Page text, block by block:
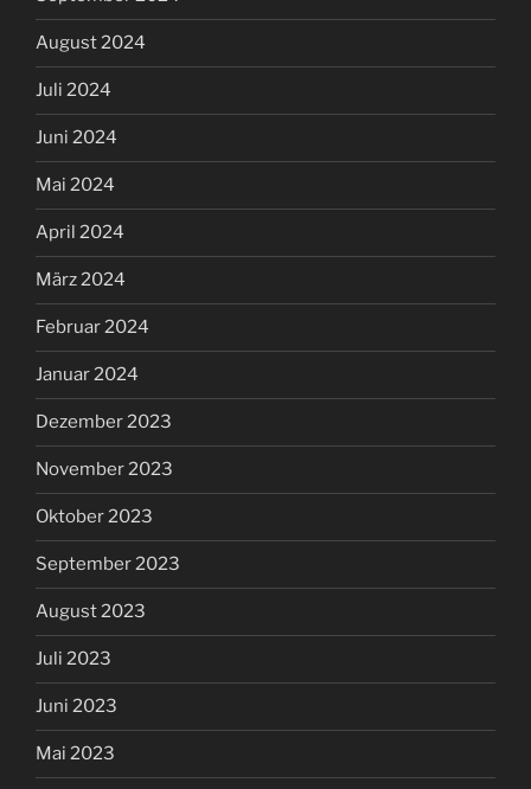
August 2024
Juli 2024
Juni 2024
Mai 2024
April 2024
März 2024
Februar 2024
Januar 2024
Dezember 2023
November 2023
Oktober 2023
September 2023
August 2023
Juli 2023
Juni 2023
Mai 2023